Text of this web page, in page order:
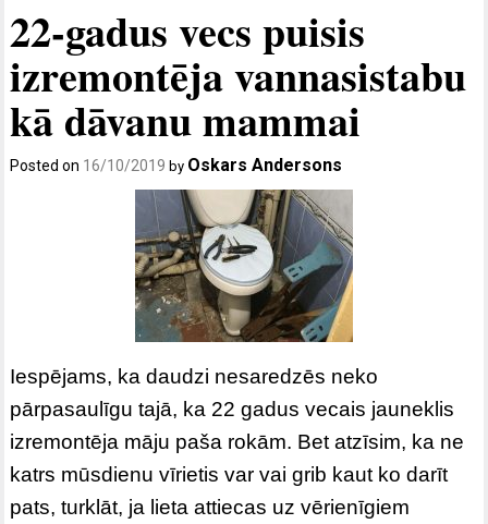
22-gadus vecs puisis
izremontēja vannasistabu
kā dāvanu mammai
Posted on 16/10/2019 by Oskars Andersons
Iespējams, ka daudzi nesaredzēs neko
pārpasaulīgu tajā, ka 22 gadus vecais jauneklis
izremontēja māju paša rokām. Bet atzīsim, ka ne
katrs mūsdienu vīrietis var vai grib kaut ko darīt
pats, turklāt, ja lieta attiecas uz vērienīgiem